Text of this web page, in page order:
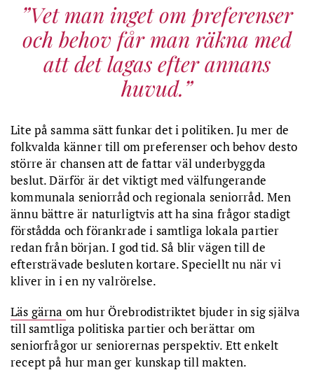
Vet man inget om preferenser
och behov får man räkna med
att det lagas efter annans
huvud.
Lite på samma sätt funkar det i politiken. Ju mer de
folkvalda känner till om preferenser och behov desto
större är chansen att de fattar väl underbyggda
beslut. Därför är det viktigt med välfungerande
kommunala seniorråd och regionala seniorråd. Men
ännu bättre är naturligtvis att ha sina frågor stadigt
förstådda och förankrade i samtliga lokala partier
redan från början. I god tid. Så blir vägen till de
eftersträvade besluten kortare. Speciellt nu när vi
kliver in i en ny valrörelse.
Läs gärna om hur Örebrodistriktet bjuder in sig själva
till samtliga politiska partier och berättar om
seniorfrågor ur seniorernas perspektiv. Ett enkelt
recept på hur man ger kunskap till makten.